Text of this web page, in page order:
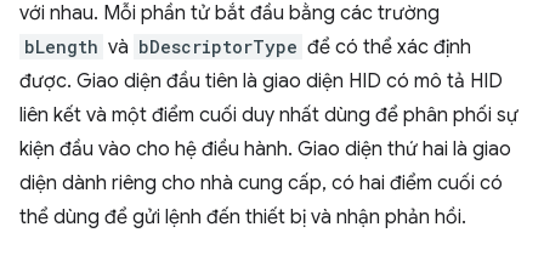
với nhau. Mỗi phần tử bắt đầu bằng các trường
bLength và bDescriptorType để có thể xác định
được. Giao diện đầu tiên là giao diện HID có mô tả HID
liên kết và một điểm cuối duy nhất dùng để phân phối sự
kiện đầu vào cho hệ điều hành. Giao diện thứ hai là giao
diện dành riêng cho nhà cung cấp, có hai điểm cuối có
thể dùng để gửi lệnh đến thiết bị và nhận phản hồi.